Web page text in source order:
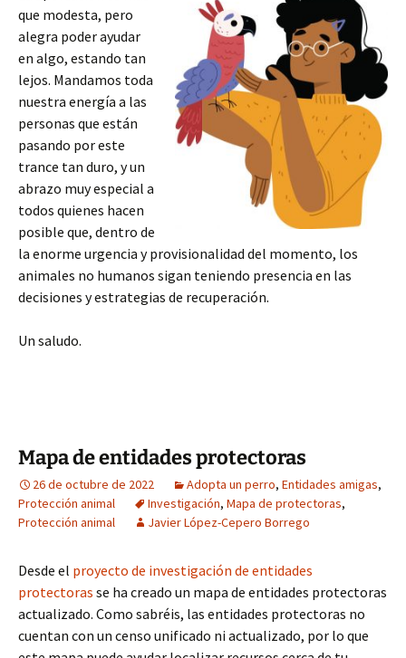
que modesta, pero
alegra poder ayudar
en algo, estando tan
lejos. Mandamos toda
nuestra energía a las
personas que están
pasando por este
trance tan duro, y un
abrazo muy especial a
todos quienes hacen
posible que, dentro de
la enorme urgencia y provisionalidad del momento, los
animales no humanos sigan teniendo presencia en las
decisiones y estrategias de recuperación.
Un saludo.
Mapa de entidades protectoras
26 de octubre de 2022 Adopta un perro, Entidades amigas,
Protección animal
Investigación, Mapa de protectoras,
Protección animal
Javier López-Cepero Borrego
Desde el proyecto de investigación de entidades
protectoras se ha creado un mapa de entidades protectoras
actualizado. Como sabréis, las entidades protectoras no
cuentan con un censo unificado ni actualizado, por lo que